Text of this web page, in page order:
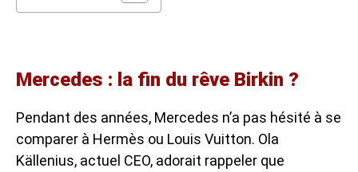
Mercedes : la fin du rêve Birkin ?
Pendant des années, Mercedes n’a pas hésité à se
comparer à Hermès ou Louis Vuitton. Ola
Källenius, actuel CEO, adorait rappeler que